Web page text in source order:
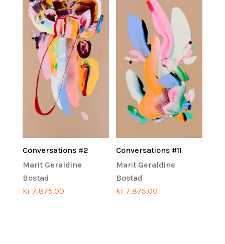
Conversations #2
Marit Geraldine
Bostad
kr7,875.00
Conversations #11
Marit Geraldine
Bostad
kr 7,875.00